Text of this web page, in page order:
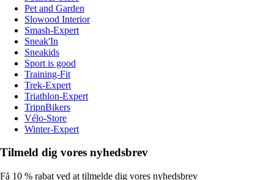
Pet and Garden
Slowood Interior
Smash-Expert
Sneak'In
Sneakids
Sport is good
Training-Fit
Trek-Expert
Triathlon-Expert
TripnBikers
Vélo-Store
Winter-Expert
Tilmeld dig vores nyhedsbrev
Få 10 % rabat ved at tilmelde dig vores nyhedsbrev